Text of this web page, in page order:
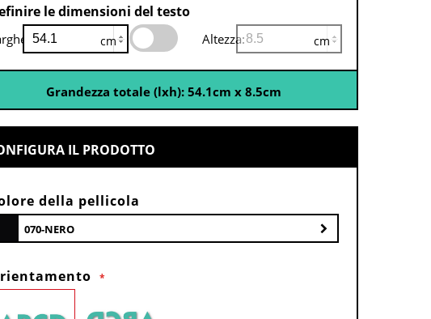
le dimensioni del testo
cm Altezza: cm
Grandezza totale (lxh):54.1cm x8.5cm
IL PRODOTTO
della pellicola
070-NERO